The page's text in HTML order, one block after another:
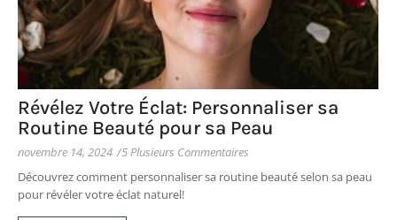
Révélez Votre Éclat: Personnaliser sa
Routine Beauté pour sa Peau
novembre 14, 2024 /5 Plusieurs Commentaires
Découvrez comment personnaliser sa routine beauté selon sa peau
pour révéler votre éclat naturel!